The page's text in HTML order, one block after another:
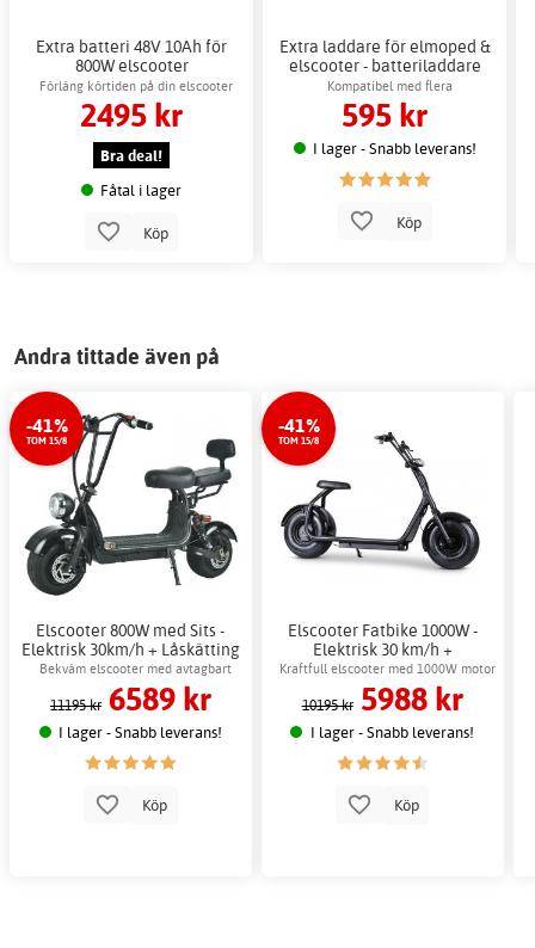
Extra batteri 48V 10Ah för
800W elscooter
Förläng körtiden på din elscooter
enkelt
2495 kr
Bra deal!
Fåtal i lager
Köp
Extra laddare för elmoped &
elscooter - batteriladdare
Kompatibel med flera
elscootermodeller
595 kr
I lager - Snabb leverans!
Köp
Andra tittade även på
-41%
TOM 15/8
Elscooter 800W med Sits -
Elektrisk 30km/h + Låskätting
Bekväm elscooter med avtagbart
batteri
11195 kr 6589 kr
I lager - Snabb leverans!
Köp
-41%
TOM 15/8
Elscooter Fatbike 1000W -
Elektrisk 30 km/h +
Låskätting
Kraftfull elscooter med 1000W motor
& skivbromsar
10195 kr 5988 kr
I lager - Snabb leverans!
Köp